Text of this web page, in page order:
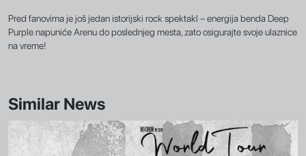
Pred fanovima je još jedan istorijski rock spektakl – energija benda Deep
Purple napuniće Arenu do poslednjeg mesta, zato osigurajte svoje ulaznice
na vreme!
Similar News